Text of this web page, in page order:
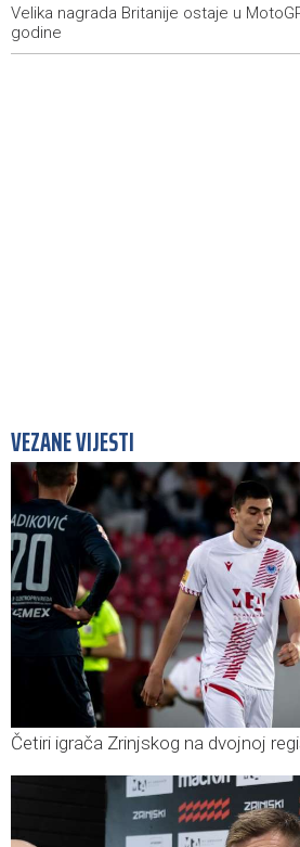
19:29
Španska krajnja ljevica i
Maroka kao suorganizatora SP 2030.
Velika nagrada Britanije ostaje u
godine
VEZANE VIJESTI
Četiri igrača Zrinjskog na dvojnoj